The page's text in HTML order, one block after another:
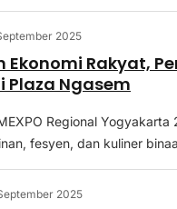
2025
Ekonomi Rakyat,
Plaza Ngasem
Regional
fesyen, dan kuliner
2025